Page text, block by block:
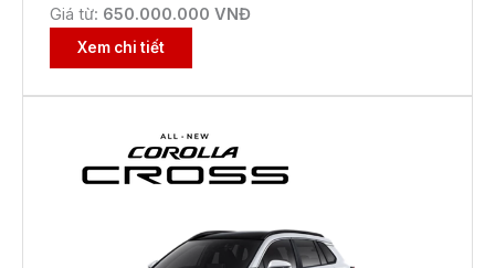
Giá từ: 650.000.000 VNĐ
Xem chi tiết